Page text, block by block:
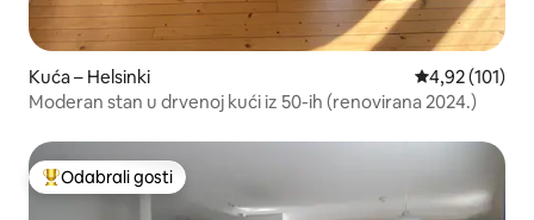
Kuća – Helsinki Prosječna
4,92 (101)
Moderan stan u drvenoj kući iz 50-ih (renovirana 2024.)
Među najviše rangiranima s oznakom „Odabrali gosti”
Odabrali gosti